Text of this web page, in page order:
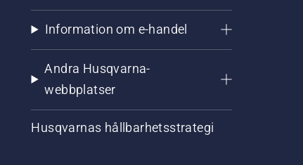
Information om e-handel
Andra Husqvarna-
webbplatser
Husqvarnas hållbarhetsstrategi